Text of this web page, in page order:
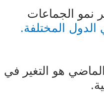
نمو الجماعات
الدول المختلفة.
هو التغير في